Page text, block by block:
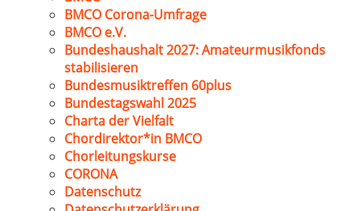
BMCO Corona-Umfrage
BMCO e.V.
Bundeshaushalt 2027: Amateurmusikfonds
stabilisieren
Bundesmusiktreffen 60plus
Bundestagswahl 2025
Charta der Vielfalt
Chordirektor*in BMCO
Chorleitungskurse
CORONA
Datenschutz